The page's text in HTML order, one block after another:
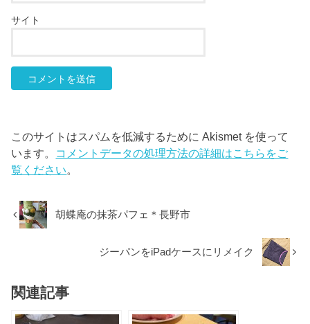
サイト
このサイトはスパムを低減するために Akismet を使って
います。 コメントデータの処理方法の詳細はこちらをご
覧ください。
胡蝶庵の抹茶パフェ＊長野市
ジーパンをiPadケースにリメイク
関連記事